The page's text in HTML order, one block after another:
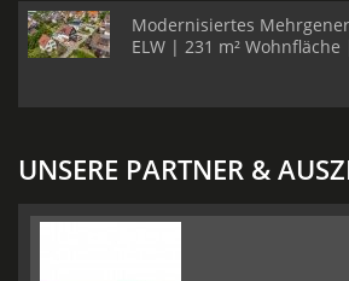
Modernisiertes
ELW | 231 m²
UNSERE PARTNER &